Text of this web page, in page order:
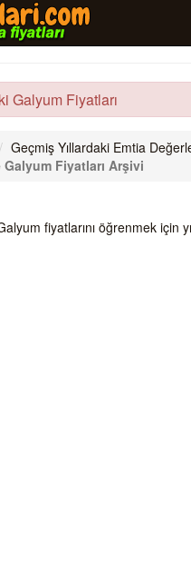
Galyum Fiyatları
Geçmiş Yıllardaki Emtia
Galyum Fiyatları Arşivi
fiyatlarını öğrenmek için